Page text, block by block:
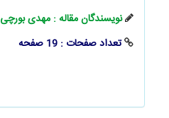
نویسندگان مقاله : مهدی بورچی
تعداد صفحات : 19 صفحه